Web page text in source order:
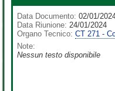
Data Documento: 02/01/
Data Riunione: 24/01/2024
Organo Tecnico: CT 271 -
Note:
Nessun testo disponibile